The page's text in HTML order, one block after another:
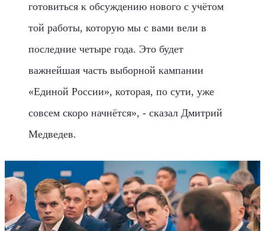
готовиться к обсуждению нового с учётом
той работы, которую мы с вами вели в
последние четыре года. Это будет
важнейшая часть выборной кампании
«Единой России», которая, по сути, уже
совсем скоро начнётся», - сказал Дмитрий
Медведев.